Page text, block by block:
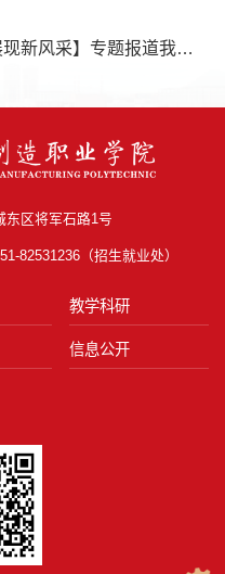
《贵阳新闻联播》【牢记嘱托 展现新风采】专题报道我校情况
东区将军石路1号
82531236（招生就业处）
教学科研
信息公开